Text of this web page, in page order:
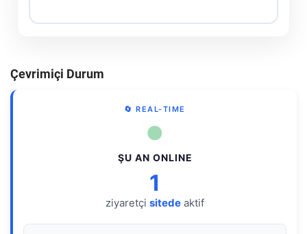
Çevrimiçi Durum
🔄 REAL-TIME
●
ŞU AN ONLINE
1
ziyaretçi sitede aktif